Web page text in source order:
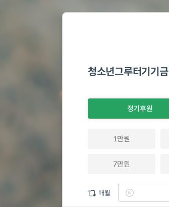
청소년그루터기기금
정기후원
1만원
7만원
매월